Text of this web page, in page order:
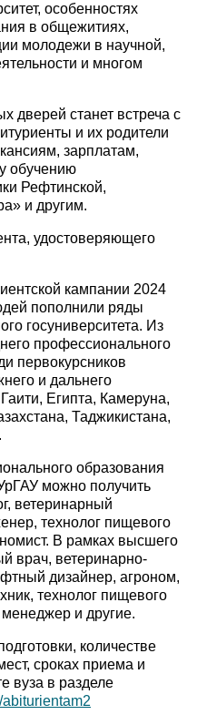
особенностях
в общежитиях,
молодежи в научной,
и многом
дверей станет встреча с
и их родители
зарплатам,
обучению
Рефтинской,
и другим.
удостоверяющего
кампании 2024
пополнили ряды
госуниверситета. Из
профессионального
первокурсников
и дальнего
Египта, Камеруна,
Таджикистана,
образования
можно получить
ветеринарный
технолог пищевого
В рамках высшего
врач, ветеринарно-
дизайнер, агроном,
технолог пищевого
и другие.
количестве
сроках приема и
вуза в разделе
abiturientam2